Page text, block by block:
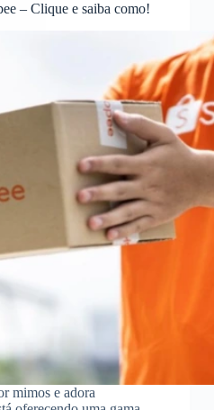
– Clique e saiba como!
mimos e adora